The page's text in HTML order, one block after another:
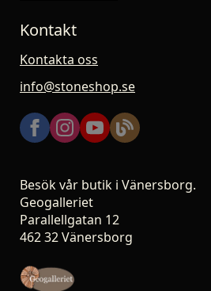
Kontakt
Kontakta oss
info@stoneshop.se
Besök vår butik i Vänersborg.
Geogalleriet
Parallellgatan 12
462 32 Vänersborg